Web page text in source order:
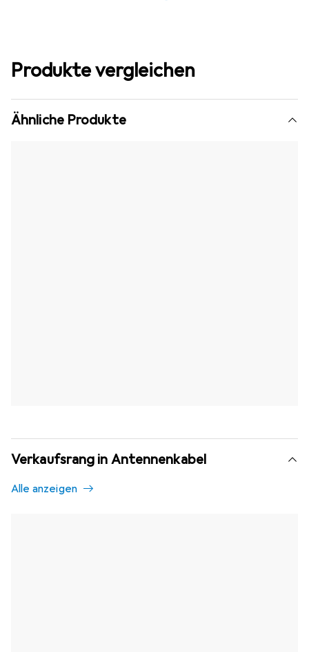
Produkte vergleichen
Ähnliche Produkte
Verkaufsrang in Antennenkabel
Alle anzeigen